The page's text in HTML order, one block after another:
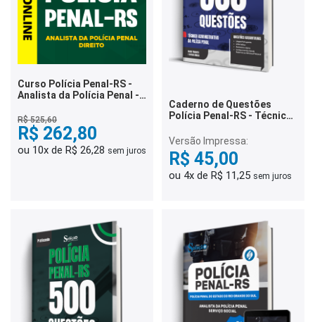
Curso Polícia Penal-RS -
Analista da Polícia Penal -
R$ 525,60
R$ 262,80
ou 10x de R$ 26,28 sem juros
Caderno de Questões
Polícia Penal-RS - Técnico
Penal - 500 Questões
Gabaritadas
Versão Impressa:
R$ 45,00
ou 4x de R$ 11,25 sem juros